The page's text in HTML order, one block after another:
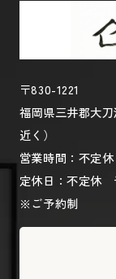
〒830-1221
福岡県三井郡大
近く）
営業時間：不定
定休日：不定休
※ご予約制